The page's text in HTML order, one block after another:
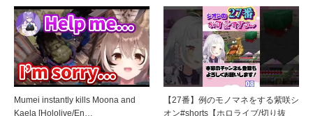
Mumei instantly kills Moona and
Kaela [Hololive/En…
【27番】例のモノマネをする紫咲シ
オン#shorts【ホロライブ/切り抜